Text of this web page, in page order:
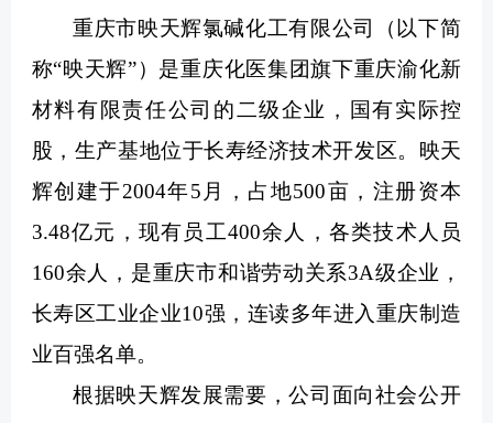
重庆市映天辉氯碱化工有限公司（以下简
称“映天辉”）是重庆化医集团旗下重庆渝化新
材料有限责任公司的二级企业，国有实际控
股，生产基地位于长寿经济技术开发区。映天
辉创建于2004年5月，占地500亩，注册资本
3.48亿元，现有员工400余人，各类技术人员
160余人，是重庆市和谐劳动关系3A级企业，
长寿区工业企业10强，连读多年进入重庆制造
业百强名单。
根据映天辉发展需要，公司面向社会公开